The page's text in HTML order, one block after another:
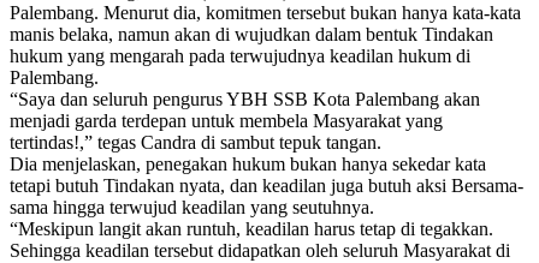
Palembang. Menurut dia, komitmen tersebut bukan hanya kata-kata
manis belaka, namun akan di wujudkan dalam bentuk Tindakan
hukum yang mengarah pada terwujudnya keadilan hukum di
Palembang.
“Saya dan seluruh pengurus YBH SSB Kota Palembang akan
menjadi garda terdepan untuk membela Masyarakat yang
tertindas!,” tegas Candra di sambut tepuk tangan.
Dia menjelaskan, penegakan hukum bukan hanya sekedar kata
tetapi butuh Tindakan nyata, dan keadilan juga butuh aksi Bersama-
sama hingga terwujud keadilan yang seutuhnya.
“Meskipun langit akan runtuh, keadilan harus tetap di tegakkan.
Sehingga keadilan tersebut didapatkan oleh seluruh Masyarakat di